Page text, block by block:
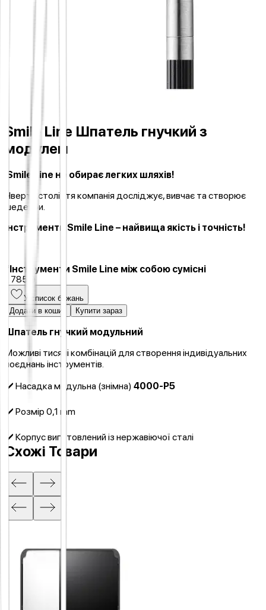
Smile Line Шпатель гнучкий з
модулем
Smile Line не обирає легких шляхів!
Чверть століття компанія досліджує, вивчає та створює
шедеври.
Інструменти Smile Line – найвища якість і точність!
*Інструменти Smile Line між собою сумісні
1 785 ₴
У список бажань
Додати в кошик
Купити зараз
Шпатель гнучкий модульний
Можливі тисячі комбінацій для створення індивідуальних
поєднань інструментів.
✔️ Насадка модульна (знімна) 4000-P5
✔️ Розмір 0,1 mm
✔️ Корпус виготовлений із нержавіючої сталі
Схожі Товари